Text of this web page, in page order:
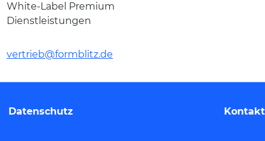
White-Label Premium
Dienstleistungen
vertrieb@formblitz.de
Datenschutz Kontakt